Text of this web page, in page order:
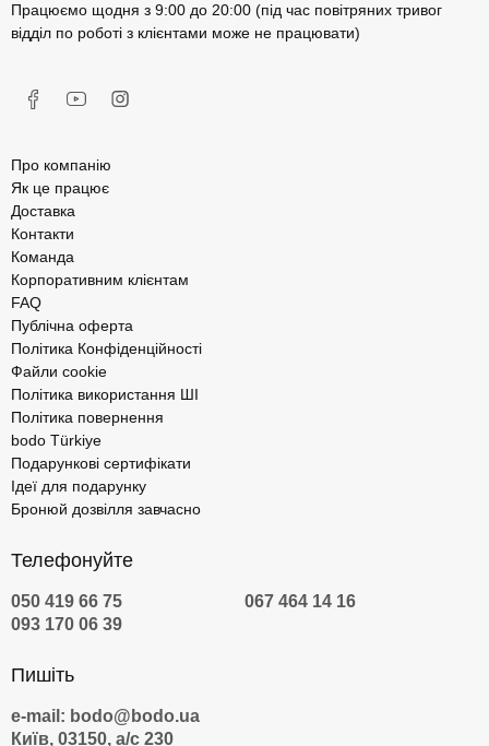
Працюємо щодня з 9:00 до 20:00 (під час повітряних тривог
відділ по роботі з клієнтами може не працювати)
Про компанію
Як це працює
Доставка
Контакти
Команда
Корпоративним клієнтам
FAQ
Публічна оферта
Політика Конфіденційності
Файли cookie
Політика використання ШІ
Політика повернення
bodo Türkiye
Подарункові сертифікати
Ідеї для подарунку
Бронюй дозвілля завчасно
Телефонуйте
050 419 66 75
067 464 14 16
093 170 06 39
Пишіть
e-mail: bodo@bodo.ua
Київ, 03150, а/с 230